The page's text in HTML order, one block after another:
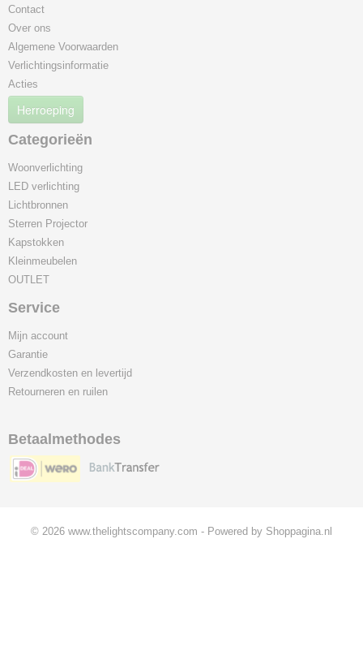
Contact
Over ons
Algemene Voorwaarden
Verlichtingsinformatie
Acties
Herroeping
Categorieën
Woonverlichting
LED verlichting
Lichtbronnen
Sterren Projector
Kapstokken
Kleinmeubelen
OUTLET
Service
Mijn account
Garantie
Verzendkosten en levertijd
Retourneren en ruilen
Betaalmethodes
© 2026 www.thelightscompany.com - Powered by Shoppagina.nl